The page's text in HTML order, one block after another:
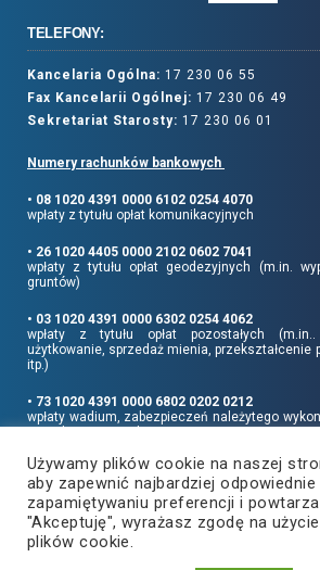
TELEFONY:
Kancelaria Ogólna: 17 230 06 55
Fax Kancelarii Ogólnej: 17 230 06 49
Sekretariat Starosty: 17 230 06 01
Numery rachunków bankowych
• 08 1020 4391 0000 6102 0254 4070
wpłaty z tytułu opłat komunikacyjnych
• 26 1020 4405 0000 2102 0602 7041
wpłaty z tytułu opłat geodezyjnych (m.in.
gruntów)
• 03 1020 4391 0000 6302 0254 4062
wpłaty z tytułu opłat pozostałych
użytkowanie, sprzedaż mienia, przekształcenie
itp.)
• 73 1020 4391 0000 6802 0202 0212
wpłaty wadium, zabezpieczeń należytego
Informujemy, że opłatę skarbową należy
Miasta Rzeszowa:
• 90 1240 6960 3851 0062 0000 0423
Używamy plików cookie na naszej
aby zapewnić najbardziej
zapamiętywaniu preferencji i
"Akceptuję", wyrażasz zgodę na użycie
plików cookie.